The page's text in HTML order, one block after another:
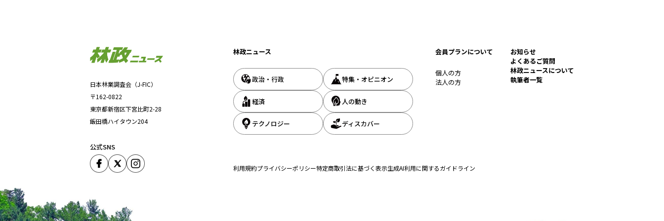
日本林業調査会（J-FIC）
〒162-0822
東京都新宿区下宮比町2-28
飯田橋ハイタウン204
公式SNS
林政ニュース
政治・行政 特集・オピニオン
経済 人の動き
テクノロジー ディスカバー
会員プランについて
個人の方
法人の方
お知らせ
よくあるご質問
林政ニュースについて
執筆者一覧
利用規約プライバシーポリシー特定商取引法に基づく表示生成AI利用に関するガイドライン